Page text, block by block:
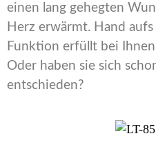
einen lang gehegten
Herz erwärmt. Hand
Funktion erfüllt bei
Oder haben sie sich
entschieden?